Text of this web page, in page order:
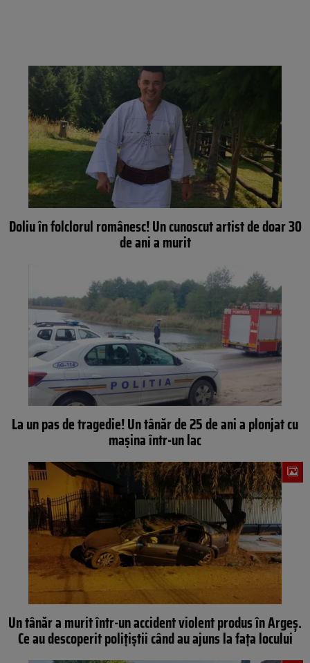
Doliu în folclorul românesc! Un cunoscut artist de doar 30
de ani a murit
La un pas de tragedie! Un tânăr de 25 de ani a plonjat cu
mașina într-un lac
Un tânăr a murit într-un accident violent produs în Argeș.
Ce au descoperit polițiștii când au ajuns la fața locului